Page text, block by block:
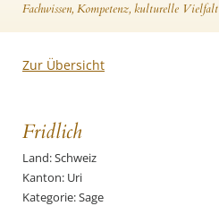
Fachwissen, Kompetenz, kulturelle Vielfalt
Zur Übersicht
Fridlich
Land: Schweiz
Kanton: Uri
Kategorie: Sage